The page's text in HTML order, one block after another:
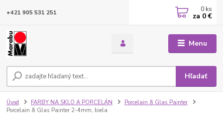
Menu
Hľadať
+421 905 531 251 0 ks
za 0 €
Úvod FARBY NA SKLO A PORCELÁN
Porcelain & Glas Painter
Porcelain & Glas Painter 2-4mm, biela